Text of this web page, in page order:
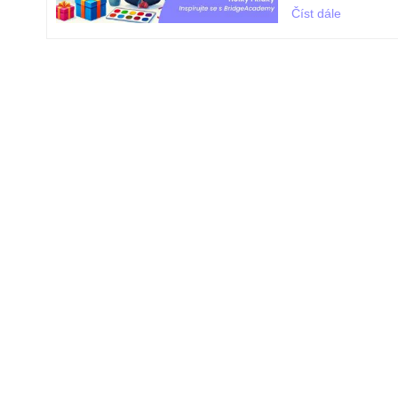
Číst dále